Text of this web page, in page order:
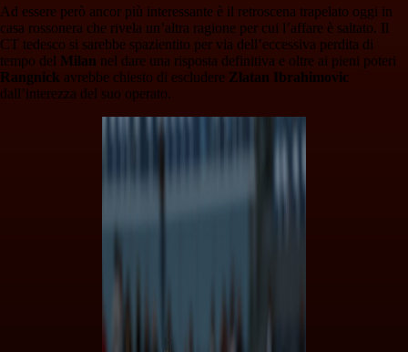
Ad essere però ancor più interessante è il retroscena trapelato oggi in
casa rossonera che rivela un’altra ragione per cui l’affare è saltato. Il
CT tedesco si sarebbe spazientito per via dell’eccessiva perdita di
tempo del Milan nel dare una risposta definitiva e oltre ai pieni poteri
Rangnick avrebbe chiesto di escludere Zlatan Ibrahimovic
dall’interezza del suo operato.